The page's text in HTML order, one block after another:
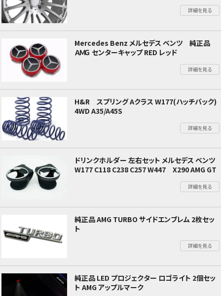
詳細を見る
Mercedes Benz メルセデス ベンツ 純正品
ＡＭＧ センターキャップ RED レッド
詳細を見る
H&R スプリング Aクラス W177(ハッチバック)
4WD A35/A45S
詳細を見る
ドリンクホルダー 左右セット メルセデス ベンツ
W177 C118 C238 C257 W447 X290 AMG GT
詳細を見る
純正品 AMG TURBO サイドエンブレム 2枚セッ
ト
詳細を見る
純正品 LED プロジェクター ロゴライト 2個セッ
ト AMG アップルマーク